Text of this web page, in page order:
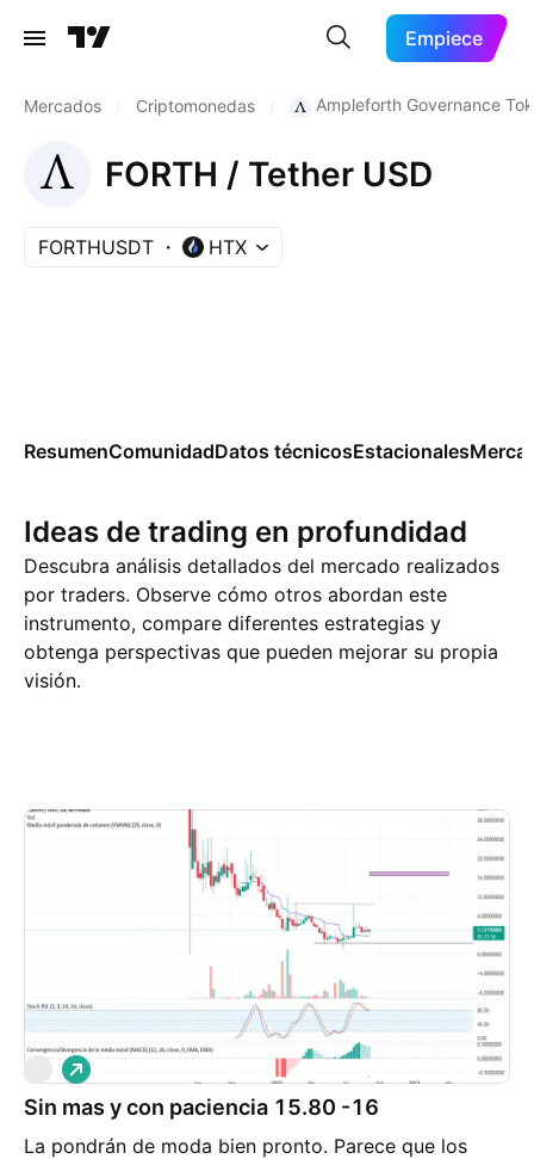
Empiece
Mercados Criptomonedas Ampleforth Governance
FORTH / Tether USD
FORTHUSDT HTX
ResumenComunidadDatos técnicosEstacionales
Ideas de trading en profundidad
Descubra análisis detallados del mercado realizados
por traders. Observe cómo otros abordan este
instrumento, compare diferentes estrategias y
obtenga perspectivas que pueden mejorar su propia
visión.
Sin mas y con paciencia 15.80 -16
La pondrán de moda bien pronto. Parece que los
L
a
r
o